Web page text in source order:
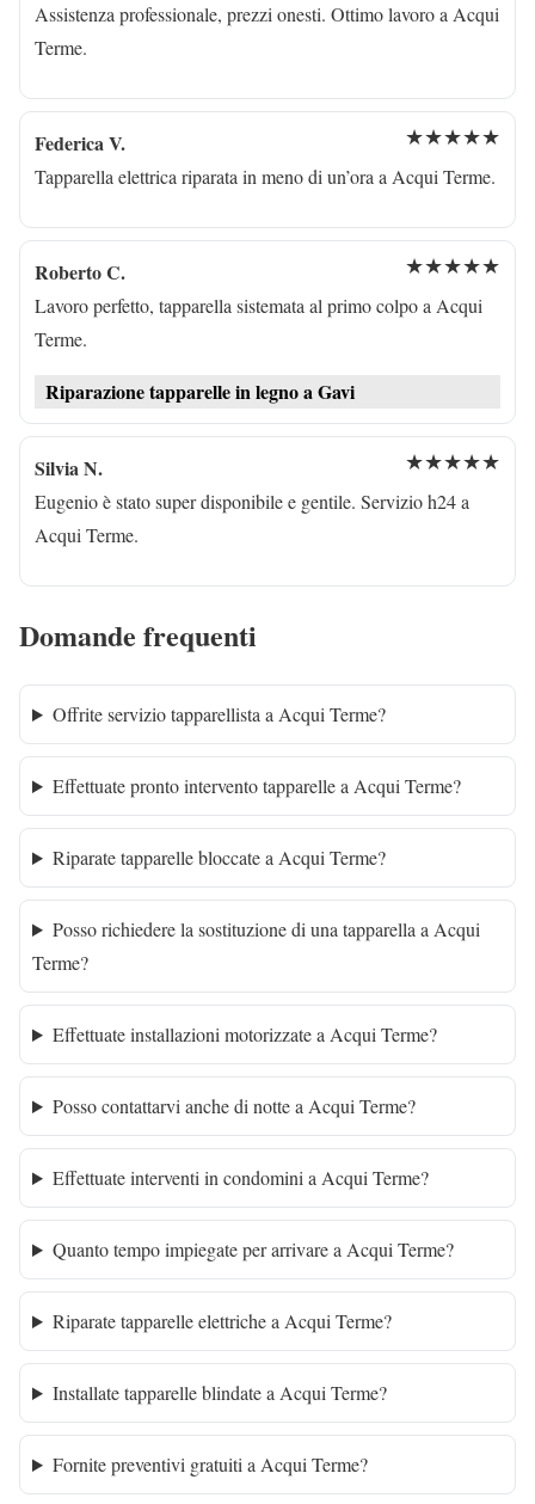
Assistenza professionale, prezzi onesti. Ottimo lavoro a Acqui
Terme.
Federica V. ★★★★★
Tapparella elettrica riparata in meno di un’ora a Acqui Terme.
Roberto C. ★★★★★
Lavoro perfetto, tapparella sistemata al primo colpo a Acqui
Terme.
Riparazione tapparelle in legno a Gavi
Silvia N. ★★★★★
Eugenio è stato super disponibile e gentile. Servizio h24 a
Acqui Terme.
Domande frequenti
Offrite servizio tapparellista a Acqui Terme?
Effettuate pronto intervento tapparelle a Acqui Terme?
Riparate tapparelle bloccate a Acqui Terme?
Posso richiedere la sostituzione di una tapparella a Acqui
Terme?
Effettuate installazioni motorizzate a Acqui Terme?
Posso contattarvi anche di notte a Acqui Terme?
Effettuate interventi in condomini a Acqui Terme?
Quanto tempo impiegate per arrivare a Acqui Terme?
Riparate tapparelle elettriche a Acqui Terme?
Installate tapparelle blindate a Acqui Terme?
Fornite preventivi gratuiti a Acqui Terme?